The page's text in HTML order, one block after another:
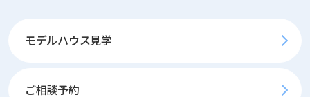
モデルハウス見学
ご相談予約